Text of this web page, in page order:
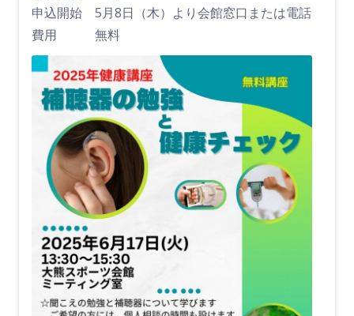
申込開始 5月8日（木）より会館窓口または電話
費用 無料